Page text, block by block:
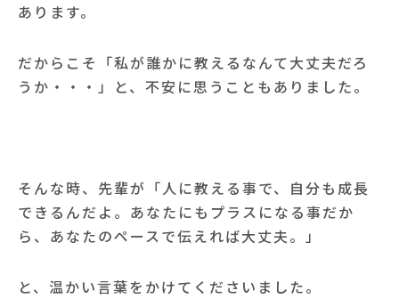
あります。
だからこそ「私が誰かに教えるなんて大丈夫だろ
うか・・・」と、不安に思うこともありました。
そんな時、先輩が「人に教える事で、自分も成長
できるんだよ。あなたにもプラスになる事だか
ら、あなたのペースで伝えれば大丈夫。」
と、温かい言葉をかけてくださいました。